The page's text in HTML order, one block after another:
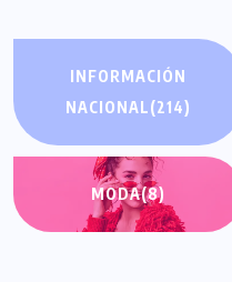
INFORMACIÓN
NACIONAL(214)
MODA(8)